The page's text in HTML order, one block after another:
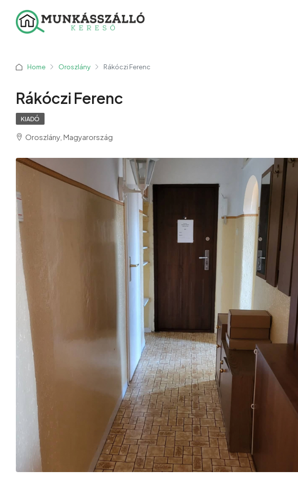
Home Oroszlány Rákóczi Ferenc
Rákóczi Ferenc
KIADÓ
Oroszlány, Magyarország